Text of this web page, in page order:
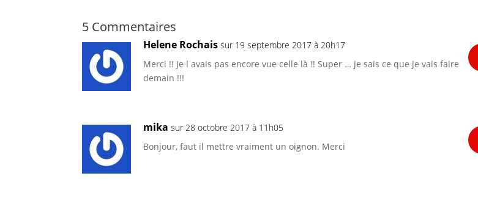
5 Commentaires
Helene Rochais sur 19 septembre 2017 à 20h17
Merci !! Je l avais pas encore vue celle là !! Super … je sais ce que je vais faire
demain !!!
mika sur 28 octobre 2017 à 11h05
Bonjour, faut il mettre vraiment un oignon. Merci